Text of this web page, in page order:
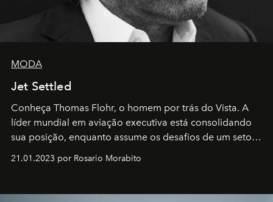
MODA
Jet Settled
Conheça Thomas Flohr, o homem por trás do Vista. A
líder mundial em aviação executiva está consolidando
sua posição, enquanto assume os desafios de um setor
em rápida evolução e redefinindo o conceito de luxo
21.01.2023 por Rosario Morabito